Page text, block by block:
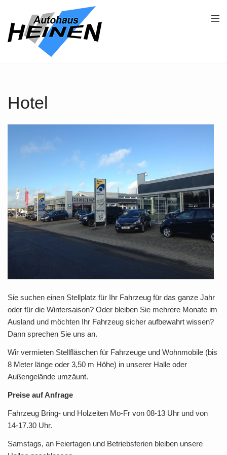
Hotel
Sie suchen einen Stellplatz für Ihr Fahrzeug für das ganze Jahr
oder für die Wintersaison? Oder bleiben Sie mehrere Monate im
Ausland und möchten Ihr Fahrzeug sicher aufbewahrt wissen?
Dann sprechen Sie uns an.
Wir vermieten Stellfläschen für Fahrzeuge und Wohnmobile (bis
8 Meter länge oder 3,50 m Höhe) in unserer Halle oder
Außengelände umzäunt.
Preise auf Anfrage
Fahrzeug Bring- und Holzeiten Mo-Fr von 08-13 Uhr und von
14-17.30 Uhr.
Samstags, an Feiertagen und Betriebsferien bleiben unsere